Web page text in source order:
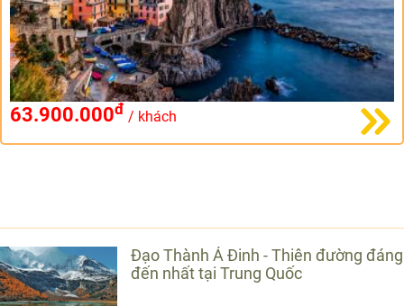
63.900.000đ / khách
Đạo Thành Á Đinh - Thiên đường đáng
đến nhất tại Trung Quốc